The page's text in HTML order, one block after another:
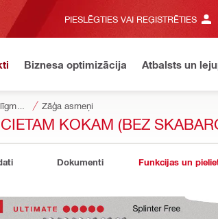
PIESLĒGTIES VAI REĢISTRĒTIES
Biznesa optimizācija Atbalsts un
Zāģa asmeņi
KOKAM (BEZ
Dokumenti Funkcijas un